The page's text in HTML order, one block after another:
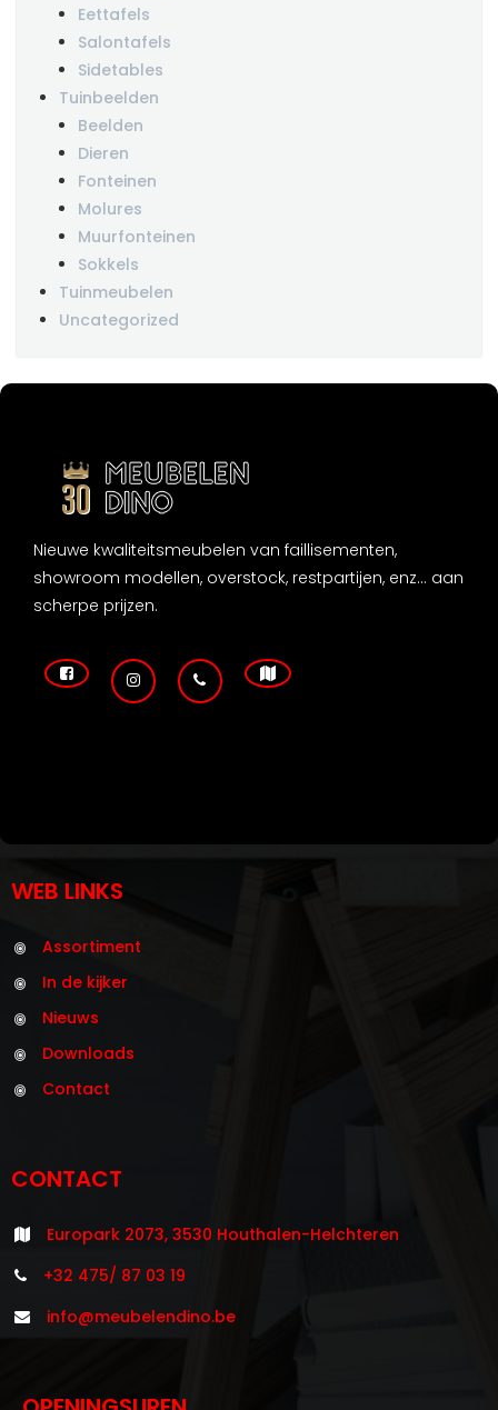
Eettafels
Salontafels
Sidetables
Tuinbeelden
Beelden
Dieren
Fonteinen
Molures
Muurfonteinen
Sokkels
Tuinmeubelen
Uncategorized
Nieuwe kwaliteitsmeubelen van faillisementen,
showroom modellen, overstock, restpartijen, enz... aan
scherpe prijzen.
WEB LINKS
Assortiment
In de kijker
Nieuws
Downloads
Contact
CONTACT
Europark 2073, 3530 Houthalen-Helchteren
+32 475/ 87 03 19
info@meubelendino.be